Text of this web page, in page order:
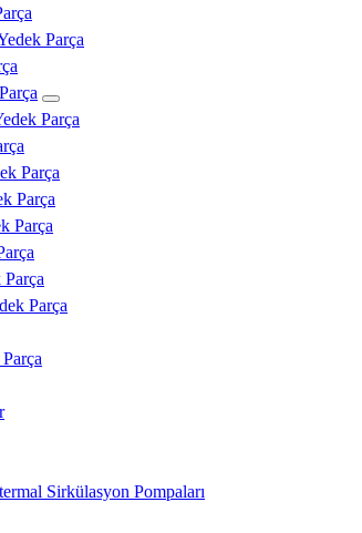
Parça
Parça
Parça
Parça
Parça
Parça
Sirkülasyon Pompaları